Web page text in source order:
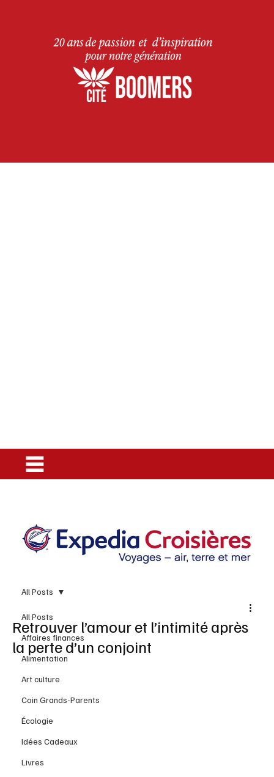
All Posts
Affaires finances
Alimentation
Art culture
Coin Grands-Parents
Écologie
Idées Cadeaux
Livres
All Posts
Retrouver l’amour et l’intimité après
la perte d’un conjoint